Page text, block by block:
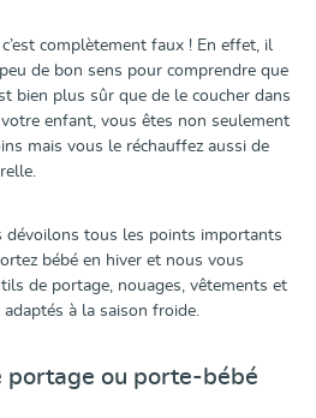
complètement faux ! En effet, il
de bon sens pour comprendre que
bien plus sûr que de le coucher dans
enfant, vous êtes non seulement
mais vous le réchauffez aussi de
dévoilons tous les points importants
bébé en hiver et nous vous
de portage, nouages, vêtements et
à la saison froide.
portage ou porte-bébé